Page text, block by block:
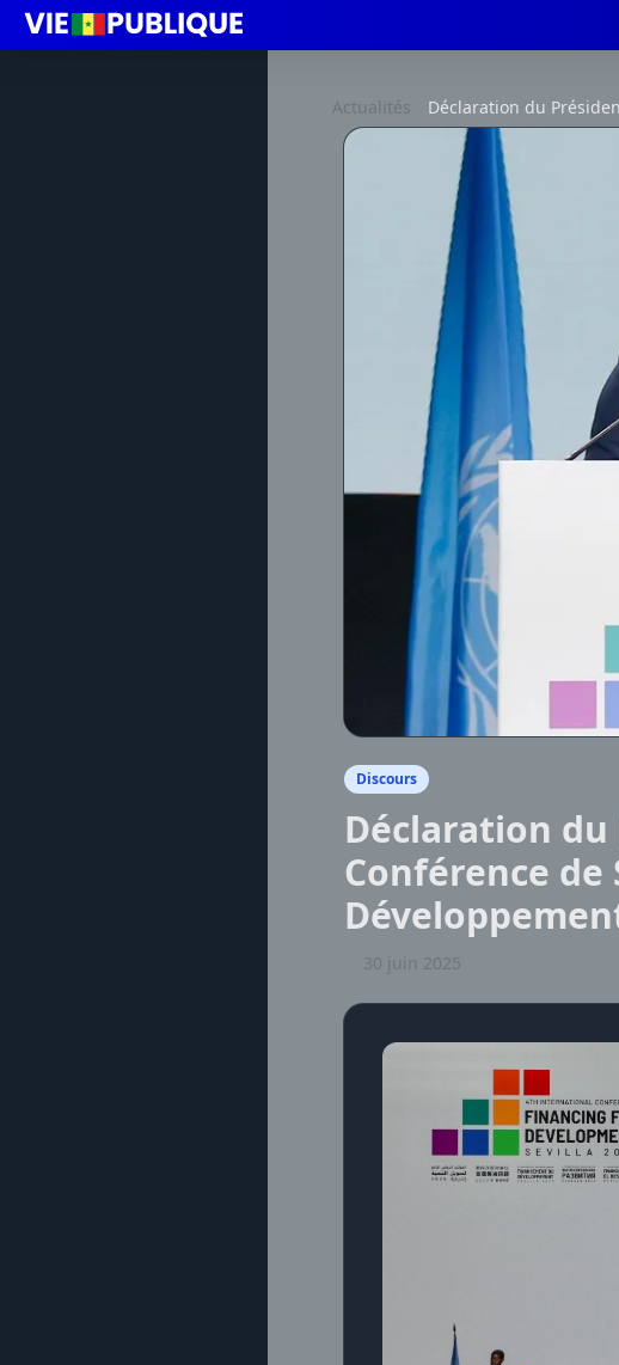
Actualités
Discours
Déclaration du
Conférence
30 juin 2025